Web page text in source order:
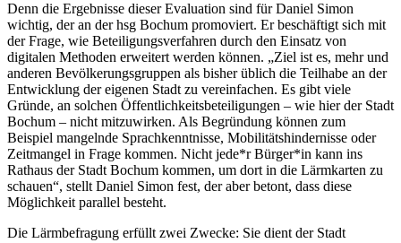
Denn die Ergebnisse dieser Evaluation sind für Daniel Simon
wichtig, der an der hsg Bochum promoviert. Er beschäftigt sich mit
der Frage, wie Beteiligungsverfahren durch den Einsatz von
digitalen Methoden erweitert werden können. „Ziel ist es, mehr und
anderen Bevölkerungsgruppen als bisher üblich die Teilhabe an der
Entwicklung der eigenen Stadt zu vereinfachen. Es gibt viele
Gründe, an solchen Öffentlichkeitsbeteiligungen – wie hier der Stadt
Bochum – nicht mitzuwirken. Als Begründung können zum
Beispiel mangelnde Sprachkenntnisse, Mobilitätshindernisse oder
Zeitmangel in Frage kommen. Nicht jede*r Bürger*in kann ins
Rathaus der Stadt Bochum kommen, um dort in die Lärmkarten zu
schauen“, stellt Daniel Simon fest, der aber betont, dass diese
Möglichkeit parallel besteht.
Die Lärmbefragung erfüllt zwei Zwecke: Sie dient der Stadt